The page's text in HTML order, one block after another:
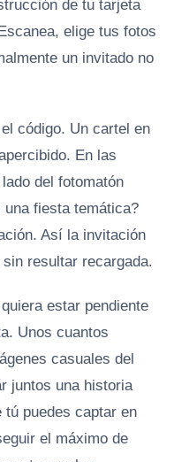
de tu tarjeta
elige tus fotos
un invitado no
código. Un cartel en
En las
del fotomatón
fiesta temática?
Así la invitación
resultar recargada.
estar pendiente
Unos cuantos
casuales del
juntos una historia
tú puedes captar en
el máximo de